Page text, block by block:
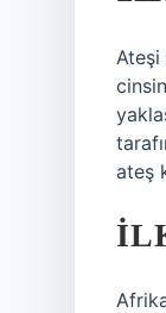
Ateşi
ateş